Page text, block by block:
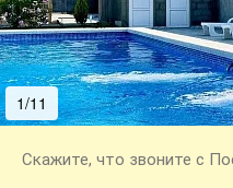
1/11
Скажите, что звоните с